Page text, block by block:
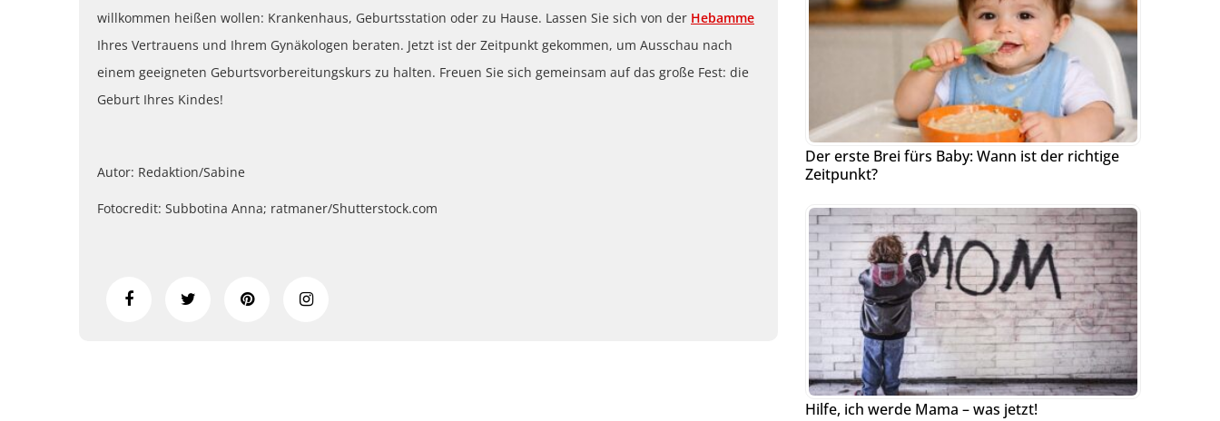
willkommen heißen wollen: Krankenhaus, Geburtsstation oder zu Hause. Lassen Sie sich von der Hebamme
Ihres Vertrauens und Ihrem Gynäkologen beraten. Jetzt ist der Zeitpunkt gekommen, um Ausschau nach
einem geeigneten Geburtsvorbereitungskurs zu halten. Freuen Sie sich gemeinsam auf das große Fest: die
Geburt Ihres Kindes!
Autor: Redaktion/Sabine
Fotocredit: Subbotina Anna; ratmaner/Shutterstock.com
Der erste Brei fürs Baby: Wann ist der richtige
Zeitpunkt?
Hilfe, ich werde Mama – was jetzt!